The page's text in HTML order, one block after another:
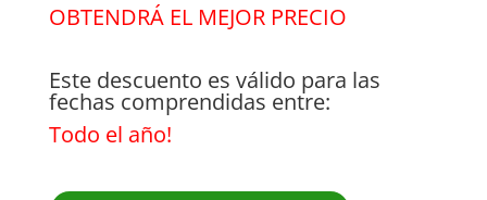
OBTENDRÁ EL MEJOR PRECIO
Este descuento es válido para las
fechas comprendidas entre:
Todo el año!